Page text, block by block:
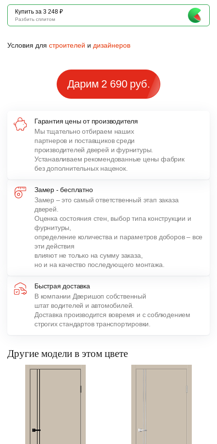
Купить за 3 248 ₽
Разбить сплитом
Условия для строителей и дизайнеров
Дарим 2 690 руб.
Гарантия цены от производителя
Мы тщательно отбираем наших
партнеров и поставщиков среди
производителей дверей и фурнитуры.
Устанавливаем рекомендованные цены фабрик
без дополнительных наценок.
Замер - бесплатно
Замер – это самый ответственный этап заказа
дверей.
Оценка состояния стен, выбор типа конструкции и
фурнитуры,
определение количества и параметров доборов – все
эти действия
влияют не только на сумму заказа,
но и на качество последующего монтажа.
Быстрая доставка
В компании Дверишоп собственный
штат водителей и автомобилей.
Доставка производится вовремя и с соблюдением
строгих стандартов транспортировки.
Другие модели в этом цвете